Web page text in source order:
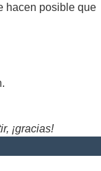
hacen posible que
¡gracias!